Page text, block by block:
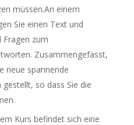
müssen.An einem
Sie einen Text und
Fragen zum
Zusammengefasst,
neue spannende
so dass Sie die
Kurs befindet sich eine